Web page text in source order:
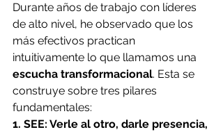
Durante años de trabajo con líderes
de alto nivel, he observado que los
más efectivos practican
intuitivamente lo que llamamos una
escucha transformacional. Esta se
construye sobre tres pilares
fundamentales:
1. SEE: Verle al otro, darle presencia,